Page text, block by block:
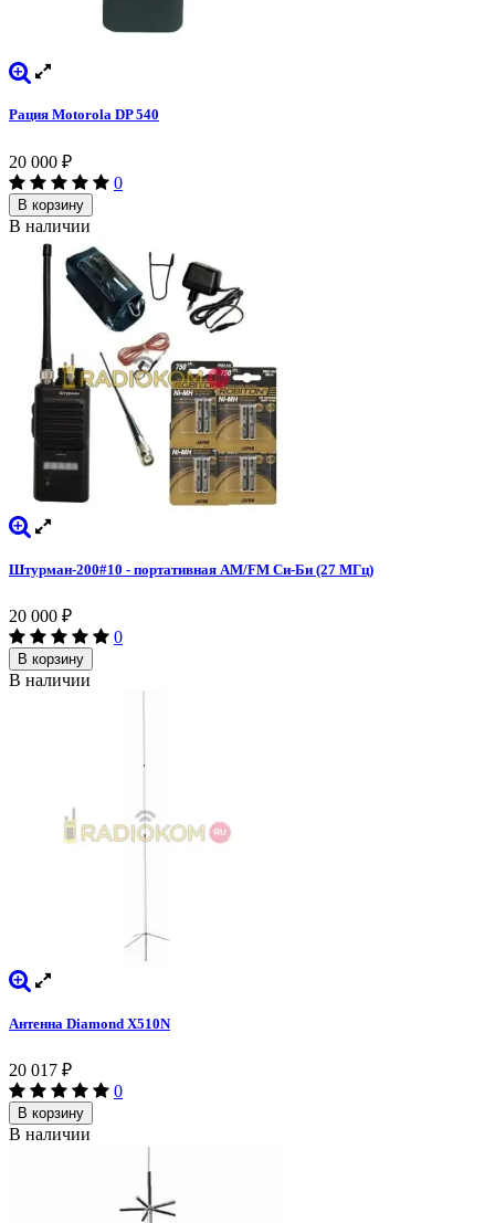
Рация Motorola DP 540
20 000 ₽
0
В корзину
В наличии
Штурман-200#10 - портативная AM/FM Си-Би (27 МГц)
20 000 ₽
0
В корзину
В наличии
Антенна Diamond X510N
20 017 ₽
0
В корзину
В наличии